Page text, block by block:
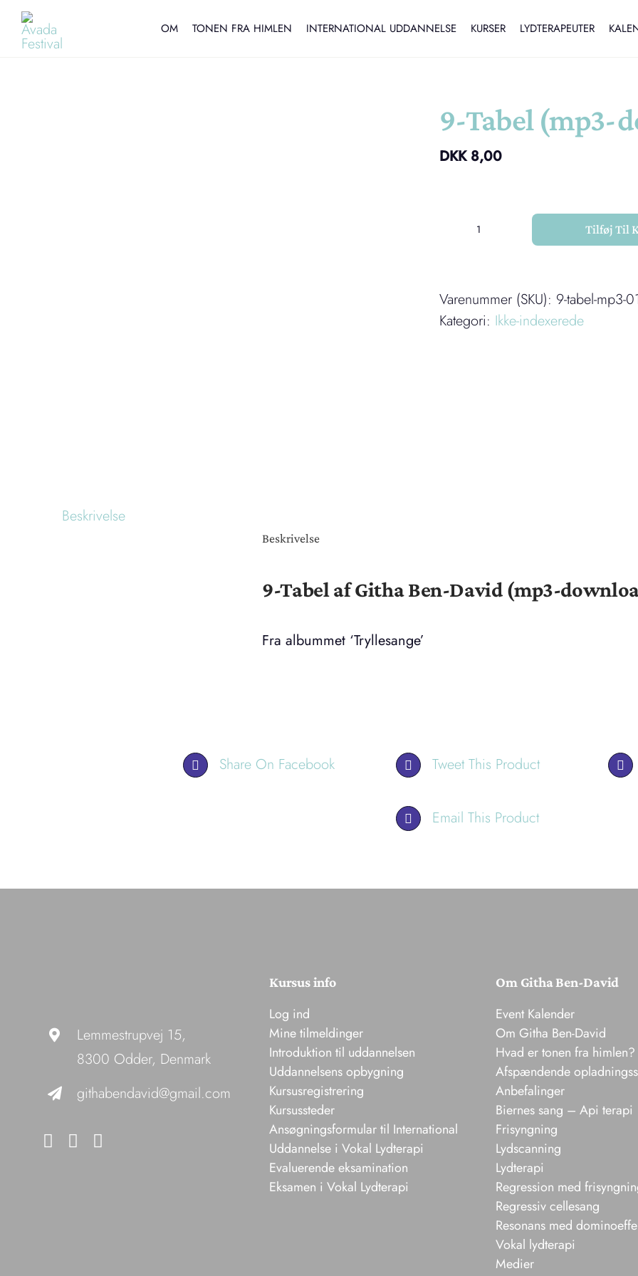
Skip
content
OM TONEN FRA HIMLEN INTERNATIONAL UDDANNELSE KURSER LYDTERAPEUTER
9-Tabel (mp3-
DKK8,00
9-
download)
antal
Tilføj Til
Varenummer (SKU): 9-tabel-mp3-
Kategori: Ikke-indexerede
Beskrivelse
Beskrivelse
9-Tabel af Githa Ben-David (mp3-
Fra albummet ‘Tryllesange’
Share On Facebook Tweet This Product
Email This Product
Lemmestrupvej 15,
8300 Odder, Denmark
githabendavid@gmail.com
Kursus info
Log ind
Mine tilmeldinger
Introduktion til uddannelsen
Uddannelsens opbygning
Kursusregistrering
Kursussteder
Ansøgningsformular til International
Uddannelse i Vokal Lydterapi
Evaluerende eksamination
Eksamen i Vokal Lydterapi
Om Githa Ben-David
Event Kalender
Om Githa Ben-David
Hvad er tonen fra himlen?
Afspændende
Anbefalinger
Biernes sang – Api terapi
Frisyngning
Lydscanning
Lydterapi
Regression med
Regressiv cellesang
Resonans med
Vokal lydterapi
Medier